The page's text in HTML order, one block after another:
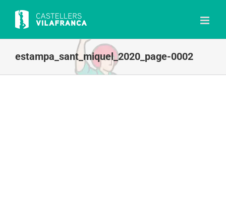
content
estampa_sant_miquel_2020_page-0002